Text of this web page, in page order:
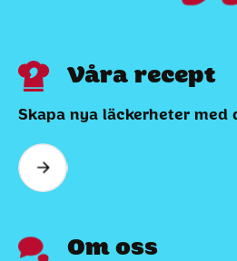
Våra recept
Skapa nya läckerheter med
Om oss